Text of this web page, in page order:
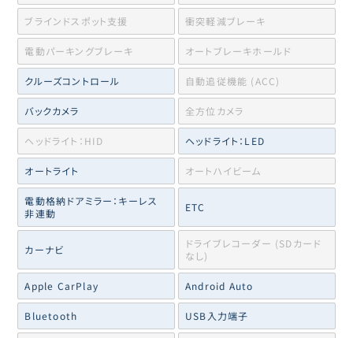
ブラインドスポット支援 衝突軽減ブレーキ
電動パーキングブレーキ オートブレーキホールド
クルーズコントロール 自動追従機能 (ACC)
バックカメラ 全方位カメラ
ヘッドライト：HID ヘッドライト：LED
オートライト オートハイビーム
電動格納ドアミラー：キーレス
非連動
ETC
カーナビ
ドライブレコーダー (SDカード
なし)
Apple CarPlay Android Auto
Bluetooth USB入力端子